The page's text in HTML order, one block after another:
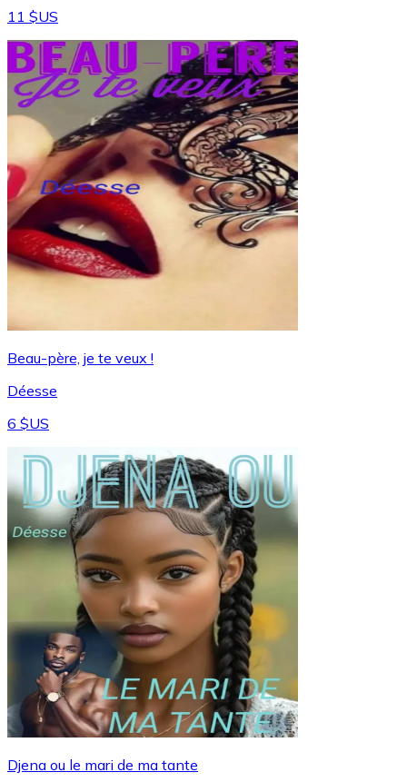
11 $US
Beau-père, je te veux !
Déesse
6 $US
Djena ou le mari de ma tante